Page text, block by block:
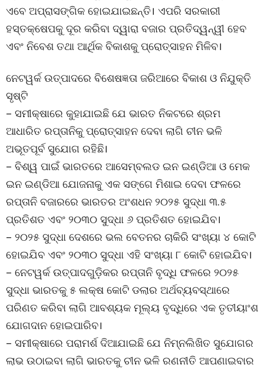
ଏବେ ଅପ୍ରାସଙ୍ଗିକ ହୋଇଯାଇଛନ୍ତି। ଏପରି ସରକାରୀ
ହସ୍ତକ୍ଷେପକୁ ଦୂର କରିବା ଦ୍ୱାରା ବଜାର ପ୍ରତିଦ୍ୱନ୍ୱୀ ହେବ
ଏବଂ ନିବେଶ ତଥା ଆର୍ଥିକ ବିକାଶକୁ ପ୍ରୋତ୍ସାହନ ମିଳିବ।
ନେଟୱର୍କ ଉତ୍ପାଦରେ ବିଶେଷଜ୍ଞତା ଜରିଆରେ ବିକାଶ ଓ ନିଯୁକ୍ତି
ସୃଷ୍ଟି
– ସମୀକ୍ଷାରେ କୁହାଯାଇଛି ଯେ ଭାରତ ନିକଟରେ ଶ୍ରମ
ଆଧାରିତ ରପ୍ତାନିକୁ ପ୍ରୋତ୍ସାହନ ଦେବା ଲାଗି ଚୀନ ଭଳି
ଅଭୂତପୂର୍ବ ସୁଯୋଗ ରହିଛି।
– ବିଶ୍ୱ ପାଇଁ ଭାରତରେ ଆସେମ୍ବଲଡ ଇନ ଇଣ୍ଡିଆ ଓ ମେକ
ଇନ ଇଣ୍ଡିଆ ଯୋଜନାକୁ ଏକ ସଙ୍ଗେ ମିଶାଇ ଦେବା ଫଳରେ
ରପ୍ତାନି ବଜାରରେ ଭାରତର ଅଂଶଧନ ୨୦୨୫ ସୁଦ୍ଧା ୩.୫
ପ୍ରତିଶତ ଏବଂ ୨୦୩୦ ସୁଦ୍ଧା ୬ ପ୍ରତିଶତ ହୋଇଯିବ।
– ୨୦୨୫ ସୁଦ୍ଧା ଦେଶରେ ଭଲ ବେତନର ଚାକିରି ସଂଖ୍ୟା ୪ କୋଟି
ହୋଇଯିବ ଏବଂ ୨୦୩୦ ସୁଦ୍ଧା ଏହି ସଂଖ୍ୟା ୮ କୋଟି ହୋଇଯିବ।
– ନେଟୱର୍କ ଉତ୍ପାଦଗୁଡ଼ିକର ରପ୍ତାନି ବୃଦ୍ଧି ଫଳରେ ୨୦୨୫
ସୁଦ୍ଧା ଭାରତକୁ ୫ ଲକ୍ଷ କୋଟି ଡଲାର ଅର୍ଥବ୍ୟବସ୍ଥାରେ
ପରିଣତ କରିବା ଲାଗି ଆବଶ୍ୟକ ମୂଲ୍ୟ ବୃଦ୍ଧିରେ ଏକ ତୃତୀୟାଂଶ
ଯୋଗଦାନ ହୋଇପାରିବ।
– ସମୀକ୍ଷାରେ ପରାମର୍ଶ ଦିଆଯାଇଛି ଯେ ନିମ୍ନଲିଖିତ ସୁଯୋଗର
ଲାଭ ଉଠାଇବା ଲାଗି ଭାରତକୁ ଚୀନ ଭଳି ରଣନୀତି ଆପଣାଇବାର